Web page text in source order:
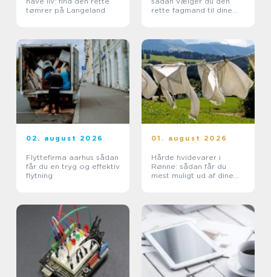
tømrer på Langeland
rette fagmand til dine
02. august 2026
Flyttefirma aarhus sådan
får du en tryg og effektiv
flytning
01. august 2026
Hårde hvidevarer i
Rønne: sådan får du
mest muligt ud af dine